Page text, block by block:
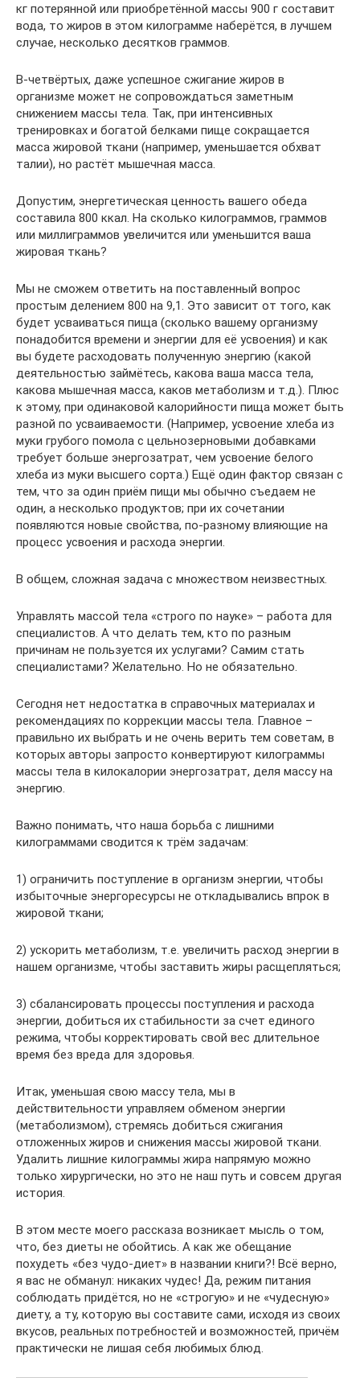
кг потерянной или приобретённой массы 900 г составит
вода, то жиров в этом килограмме наберётся, в лучшем
случае, несколько десятков граммов.
В-четвёртых, даже успешное сжигание жиров в
организме может не сопровождаться заметным
снижением массы тела. Так, при интенсивных
тренировках и богатой белками пище сокращается
масса жировой ткани (например, уменьшается обхват
талии), но растёт мышечная масса.
Допустим, энергетическая ценность вашего обеда
составила 800 ккал. На сколько килограммов, граммов
или миллиграммов увеличится или уменьшится ваша
жировая ткань?
Мы не сможем ответить на поставленный вопрос
простым делением 800 на 9,1. Это зависит от того, как
будет усваиваться пища (сколько вашему организму
понадобится времени и энергии для её усвоения) и как
вы будете расходовать полученную энергию (какой
деятельностью займётесь, какова ваша масса тела,
какова мышечная масса, каков метаболизм и т.д.). Плюс
к этому, при одинаковой калорийности пища может быть
разной по усваиваемости. (Например, усвоение хлеба из
муки грубого помола с цельнозерновыми добавками
требует больше энергозатрат, чем усвоение белого
хлеба из муки высшего сорта.) Ещё один фактор связан с
тем, что за один приём пищи мы обычно съедаем не
один, а несколько продуктов; при их сочетании
появляются новые свойства, по-разному влияющие на
процесс усвоения и расхода энергии.
В общем, сложная задача с множеством неизвестных.
Управлять массой тела «строго по науке» – работа для
специалистов. А что делать тем, кто по разным
причинам не пользуется их услугами? Самим стать
специалистами? Желательно. Но не обязательно.
Сегодня нет недостатка в справочных материалах и
рекомендациях по коррекции массы тела. Главное –
правильно их выбрать и не очень верить тем советам, в
которых авторы запросто конвертируют килограммы
массы тела в килокалории энергозатрат, деля массу на
энергию.
Важно понимать, что наша борьба с лишними
килограммами сводится к трём задачам:
1) ограничить поступление в организм энергии, чтобы
избыточные энергоресурсы не откладывались впрок в
жировой ткани;
2) ускорить метаболизм, т.е. увеличить расход энергии в
нашем организме, чтобы заставить жиры расщепляться;
3) сбалансировать процессы поступления и расхода
энергии, добиться их стабильности за счет единого
режима, чтобы корректировать свой вес длительное
время без вреда для здоровья.
Итак, уменьшая свою массу тела, мы в
действительности управляем обменом энергии
(метаболизмом), стремясь добиться сжигания
отложенных жиров и снижения массы жировой ткани.
Удалить лишние килограммы жира напрямую можно
только хирургически, но это не наш путь и совсем другая
история.
В этом месте моего рассказа возникает мысль о том,
что, без диеты не обойтись. А как же обещание
похудеть «без чудо-диет» в названии книги?! Всё верно,
я вас не обманул: никаких чудес! Да, режим питания
соблюдать придётся, но не «строгую» и не «чудесную»
диету, а ту, которую вы составите сами, исходя из своих
вкусов, реальных потребностей и возможностей, причём
практически не лишая себя любимых блюд.